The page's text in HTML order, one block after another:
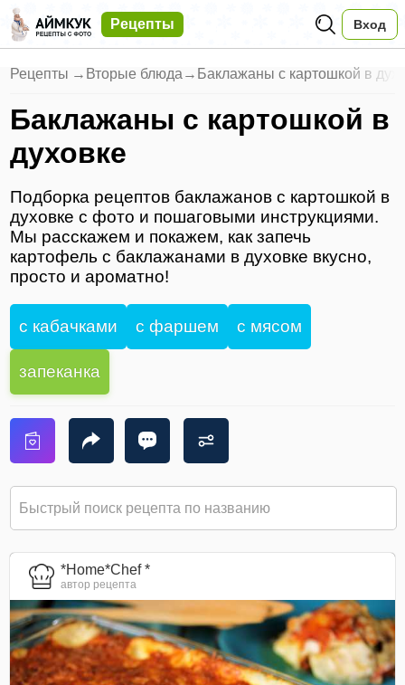
Рецепты Вход
Рецепты → Вторые блюда → Баклажаны с картошкой в
Баклажаны с картошкой в
духовке
Подборка рецептов баклажанов с картошкой в
духовке с фото и пошаговыми инструкциями.
Мы расскажем и покажем, как запечь
картофель с баклажанами в духовке вкусно,
просто и ароматно!
с кабачками с фаршем с мясом
запеканка
*Home*Chef *
автор рецепта